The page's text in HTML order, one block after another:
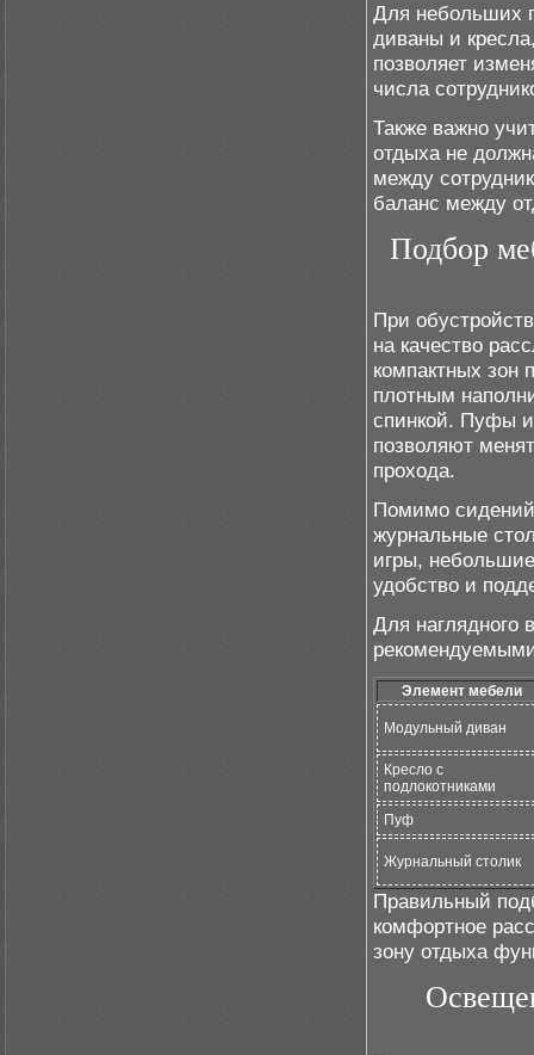
Для небольших
диваны и
позволяет
числа
Также важно
отдыха не
между
баланс между
Подбор
При
на качество
компактных зон
плотным
спинкой. Пуфы
позволяют
прохода.
Помимо
журнальные
игры,
удобство и
Для наглядного
Элемент мебели
Модульный диван
Кресло с
подлокотниками
Пуф
Журнальный столик
Правильный
комфортное
зону отдыха